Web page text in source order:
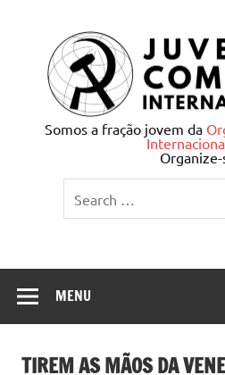
Somos a fração jovem da
Organize-
MENU
TIREM AS MÃOS DA